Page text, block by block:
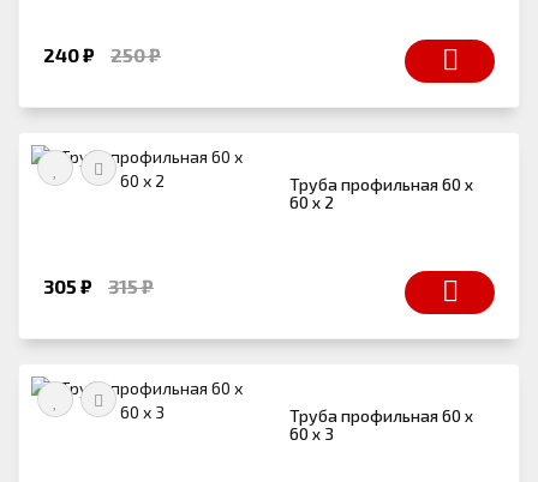
240 ₽ 250 ₽
Труба профильная 60 х
60 х 2
305 ₽ 315 ₽
Труба профильная 60 х
60 х 3